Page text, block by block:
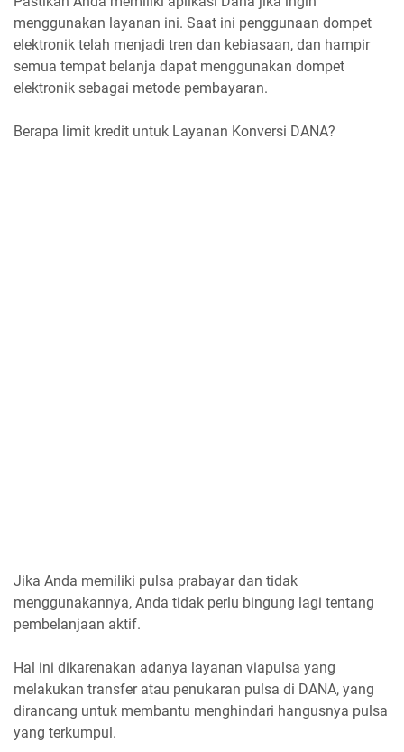
menggunakan layanan ini. Saat ini penggunaan dompet
elektronik telah menjadi tren dan kebiasaan, dan hampir
semua tempat belanja dapat menggunakan dompet
elektronik sebagai metode pembayaran.
Berapa limit kredit untuk Layanan Konversi DANA?
Jika Anda memiliki pulsa prabayar dan tidak
menggunakannya, Anda tidak perlu bingung lagi tentang
pembelanjaan aktif.
Hal ini dikarenakan adanya layanan viapulsa yang
melakukan transfer atau penukaran pulsa di DANA, yang
dirancang untuk membantu menghindari hangusnya pulsa
yang terkumpul.